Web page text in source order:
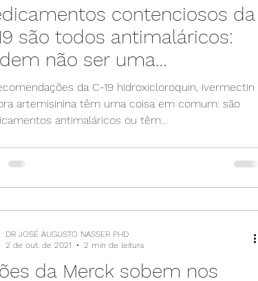
contenciosos da
são todos antimaláricos:
não ser uma
da C-19 hidroxicloroquin, ivermectin
têm uma coisa em comum: são
antimaláricos ou têm...
da Merck sobem nos
DR JOSÉ AUGUSTO NASSER PHD
2 de out. de 2021
2 min de leitura